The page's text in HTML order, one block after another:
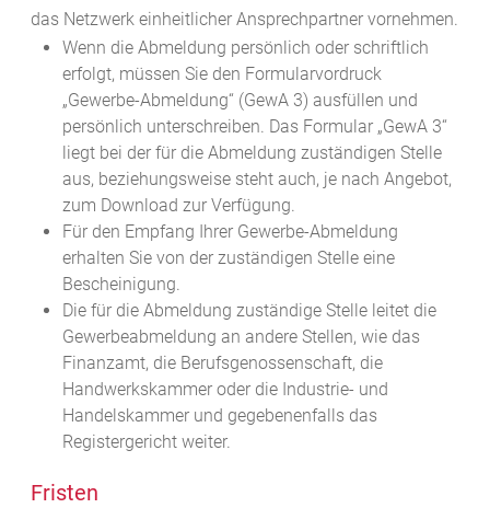
das Netzwerk einheitlicher Ansprechpartner vornehmen.
Wenn die Abmeldung persönlich oder schriftlich
erfolgt, müssen Sie den Formularvordruck
„Gewerbe-Abmeldung“ (GewA 3) ausfüllen und
persönlich unterschreiben. Das Formular „GewA 3“
liegt bei der für die Abmeldung zuständigen Stelle
aus, beziehungsweise steht auch, je nach Angebot,
zum Download zur Verfügung.
Für den Empfang Ihrer Gewerbe-Abmeldung
erhalten Sie von der zuständigen Stelle eine
Bescheinigung.
Die für die Abmeldung zuständige Stelle leitet die
Gewerbeabmeldung an andere Stellen, wie das
Finanzamt, die Berufsgenossenschaft, die
Handwerkskammer oder die Industrie- und
Handelskammer und gegebenenfalls das
Registergericht weiter.
Fristen